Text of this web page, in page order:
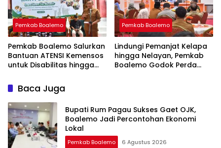
Pemkab Boalemo
Pemkab Boalemo Salurkan
Bantuan ATENSI Kemensos
untuk Disabilitas hingga
Pemkab Boalemo
Lindungi Pemanjat Kelapa
hingga Nelayan, Pemkab
Boalemo Godok Perda
Baca Juga
Bupati Rum Pagau Sukses Gaet OJK,
Boalemo Jadi Percontohan Ekonomi
Lokal
Pemkab Boalemo 6 Agustus 2026